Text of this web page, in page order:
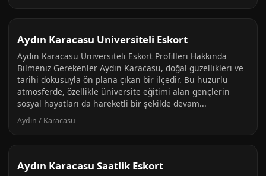
Aydın Karacasu Universiteli Eskort
Aydın Karacasu Üniversiteli Eskort Profilleri Hakkında
Bilmeniz Gerekenler Aydın Karacasu, doğal güzellikleri ve
tarihi dokusuyla ön plana çıkan bir ilçedir. Bu huzurlu
atmosferde, özellikle üniversite eğitimi alan gençlerin
sosyal hayatları da hareketli bir şekilde devam...
Aydın / Karacasu
Aydın Karacasu Saatlik Eskort